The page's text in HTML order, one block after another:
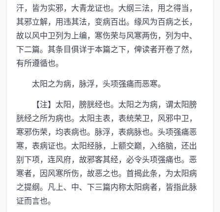
汗，皆为实邪，大青龙证也。大纲三法，用之得当，
其邪立解，用违其法，变病百出。缘风为百病之长，
故以风中卫列为上编，寒伤荣与风寒两伤，列为中、
下二篇。其条目俱详于本篇之下，俾读者开卷了然，
有所遵循也。
太阳之为病，脉浮，头项强痛而恶寒。
【注】太阳，膀胱经也。太阳之为病，谓太阳膀
胱经之所为病也。太阳主表，表统荣卫，风邪中卫，
寒邪伤荣，均表病也。脉浮，表病脉也。头项强痛恶
寒，表病证也。太阳经脉，上额交巅，入络脑，还出
别下项，连风府，故邪客其经，必令头项强痛也。恶
寒者，因风寒所伤，故恶之也。首揭此条，为太阳病
之提纲。凡上、中、下三篇内称太阳病者，皆指此脉
证而言也。